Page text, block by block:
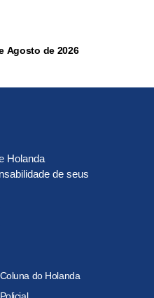
Agosto de 2026
Holanda
de seus
Coluna do Holanda